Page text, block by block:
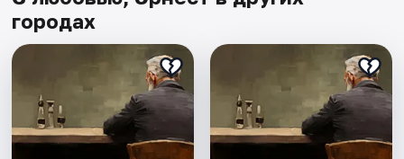
городах